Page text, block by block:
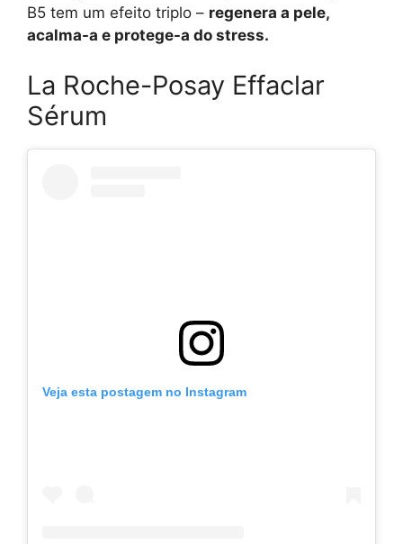
B5 tem um efeito triplo – regenera a pele,
acalma-a e protege-a do stress.
La Roche-Posay Effaclar
Sérum
Veja esta postagem no Instagram